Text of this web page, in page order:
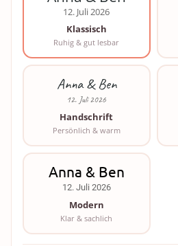
12. Juli 2026
Klassisch
Ruhig & gut lesbar
Anna & Ben
12. Juli 2026
Handschrift
Persönlich & warm
Anna & Ben
12. Juli 2026
Modern
Klar & sachlich